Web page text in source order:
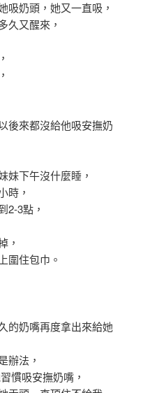
吸奶頭，她又一直吸，
久又醒來，
後來都沒給他吸安撫奶
妹下午沒什麼睡，
時，
2-3點，
，
圍住包巾。
的奶嘴再度拿出來給她
辦法，
慣吸安撫奶嘴，